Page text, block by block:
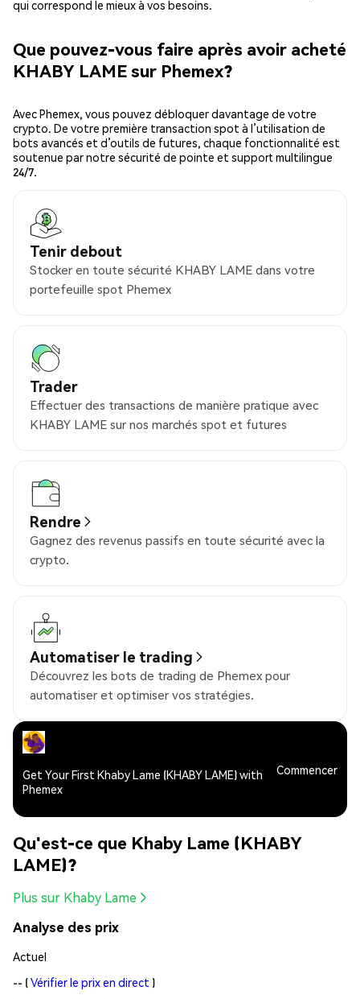
qui correspond le mieux à vos besoins.
Que pouvez-vous faire après avoir acheté
KHABY LAME sur Phemex?
Avec Phemex, vous pouvez débloquer davantage de votre
crypto. De votre première transaction spot à l’utilisation de
bots avancés et d’outils de futures, chaque fonctionnalité est
soutenue par notre sécurité de pointe et support multilingue
24/7.
Tenir debout
Stocker en toute sécurité KHABY LAME dans votre
portefeuille spot Phemex
Trader
Effectuer des transactions de manière pratique avec
KHABY LAME sur nos marchés spot et futures
Rendre
Gagnez des revenus passifs en toute sécurité avec la
crypto.
Automatiser le trading
Découvrez les bots de trading de Phemex pour
automatiser et optimiser vos stratégies.
Get Your First Khaby Lame (KHABY LAME) with
Phemex
Commencer
Qu'est-ce que Khaby Lame (KHABY
LAME)?
Plus sur Khaby Lame
Analyse des prix
Actuel
-- (Vérifier le prix en direct )